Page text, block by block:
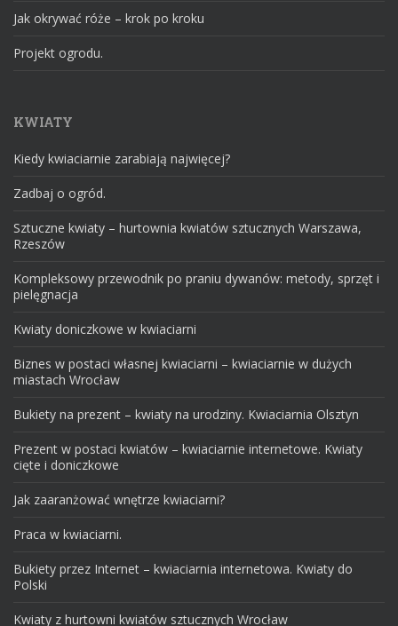
Jak okrywać róże – krok po kroku
Projekt ogrodu.
KWIATY
Kiedy kwiaciarnie zarabiają najwięcej?
Zadbaj o ogród.
Sztuczne kwiaty – hurtownia kwiatów sztucznych Warszawa,
Rzeszów
Kompleksowy przewodnik po praniu dywanów: metody, sprzęt i
pielęgnacja
Kwiaty doniczkowe w kwiaciarni
Biznes w postaci własnej kwiaciarni – kwiaciarnie w dużych
miastach Wrocław
Bukiety na prezent – kwiaty na urodziny. Kwiaciarnia Olsztyn
Prezent w postaci kwiatów – kwiaciarnie internetowe. Kwiaty
cięte i doniczkowe
Jak zaaranżować wnętrze kwiaciarni?
Praca w kwiaciarni.
Bukiety przez Internet – kwiaciarnia internetowa. Kwiaty do
Polski
Kwiaty z hurtowni kwiatów sztucznych Wrocław